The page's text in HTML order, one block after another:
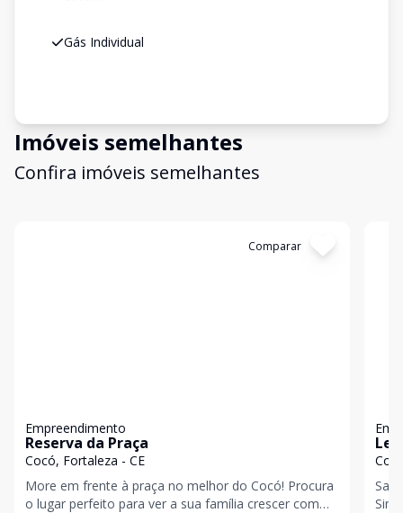
Gás Individual
Imóveis semelhantes
Confira imóveis semelhantes
Comparar
Empreendimento
Reserva da Praça
Cocó, Fortaleza - CE
More em frente à praça no melhor do Cocó! Procura
o lugar perfeito para ver a sua família crescer com
Le